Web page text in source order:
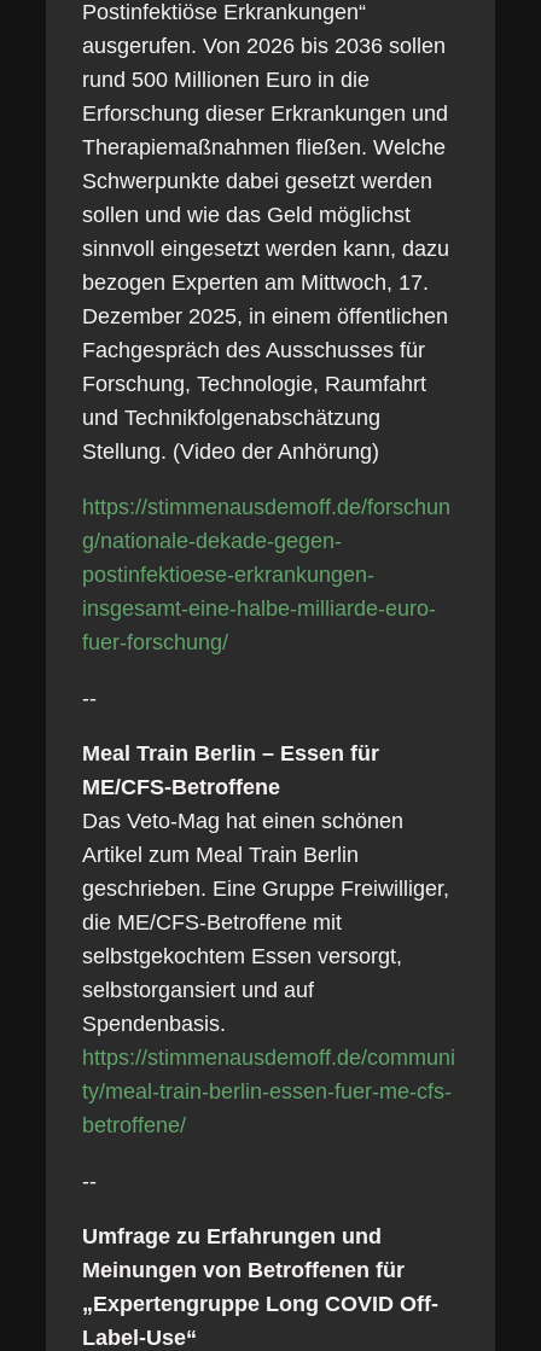
Postinfektiöse Erkrankungen“
ausgerufen. Von 2026 bis 2036 sollen
rund 500 Millionen Euro in die
Erforschung dieser Erkrankungen und
Therapiemaßnahmen fließen. Welche
Schwerpunkte dabei gesetzt werden
sollen und wie das Geld möglichst
sinnvoll eingesetzt werden kann, dazu
bezogen Experten am Mittwoch, 17.
Dezember 2025, in einem öffentlichen
Fachgespräch des Ausschusses für
Forschung, Technologie, Raumfahrt
und Technikfolgenabschätzung
Stellung. (Video der Anhörung)
https://stimmenausdemoff.de/forschun
g/nationale-dekade-gegen-
postinfektioese-erkrankungen-
insgesamt-eine-halbe-milliarde-euro-
fuer-forschung/
--
Meal Train Berlin – Essen für
ME/CFS-Betroffene
Das Veto-Mag hat einen schönen
Artikel zum Meal Train Berlin
geschrieben. Eine Gruppe Freiwilliger,
die ME/CFS-Betroffene mit
selbstgekochtem Essen versorgt,
selbstorgansiert und auf
Spendenbasis.
https://stimmenausdemoff.de/communi
ty/meal-train-berlin-essen-fuer-me-cfs-
betroffene/
--
Umfrage zu Erfahrungen und
Meinungen von Betroffenen für
„Expertengruppe Long COVID Off-
Label-Use“